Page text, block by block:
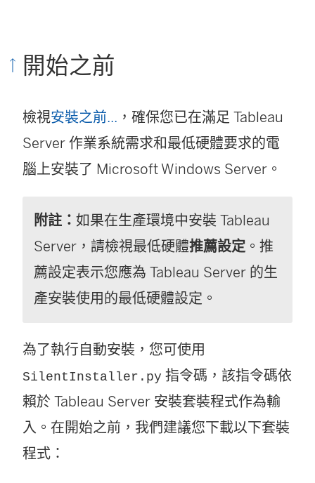
開始之前
檢視安裝之前... ，確保您已在滿足 Tableau
Server 作業系統需求和最低硬體要求的電
腦上安裝了 Microsoft Windows Server。
附註： 如果在生產環境中安裝 Tableau
Server ，請檢視最低硬體推薦設定 。推
薦設定表示您應為 Tableau Server 的生
產安裝使用的最低硬體設定。
為了執行自動安裝，您可使用
SilentInstaller.py 指令碼，該指令碼依
賴於 Tableau Server 安裝套裝程式作為輸
入。在開始之前，我們建議您下載以下套裝
程式：